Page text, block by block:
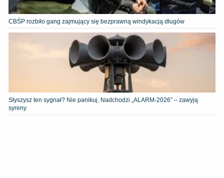
CBŚP rozbiło gang zajmujący się bezprawną windykacją długów
Słyszysz ten sygnał? Nie panikuj. Nadchodzi „ALARM-2026” – zawyją
syreny